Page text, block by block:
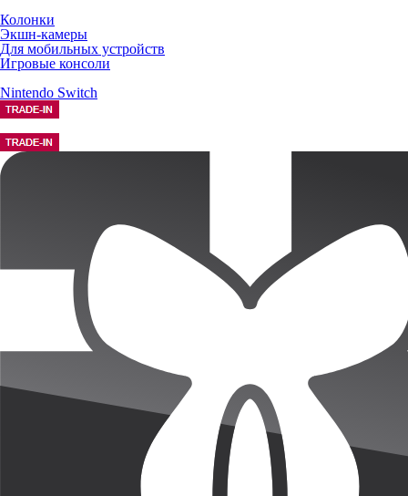
Колонки
Экшн-камеры
Для мобильных устройств
Игровые консоли
Nintendo Switch